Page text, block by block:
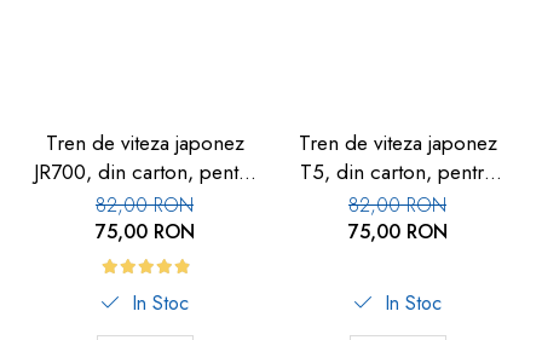
Tren de viteza japonez
JR700, din carton, pentru
copii, alb
82,00 RON
75,00 RON
In Stoc
Tren de viteza japonez
T5, din carton, pentru
copii, galben, 857
82,00 RON
75,00 RON
In Stoc